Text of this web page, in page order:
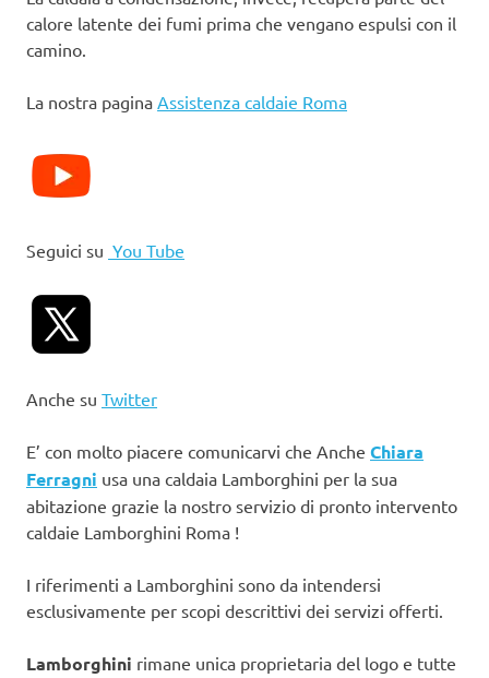
calore latente dei fumi prima che vengano espulsi con il
camino.
La nostra pagina Assistenza caldaie Roma
Seguici su You Tube
Anche su Twitter
E’ con molto piacere comunicarvi che Anche Chiara
Ferragni usa una caldaia Lamborghini per la sua
abitazione grazie la nostro servizio di pronto intervento
caldaie Lamborghini Roma !
I riferimenti a Lamborghini sono da intendersi
esclusivamente per scopi descrittivi dei servizi offerti.
Lamborghini rimane unica proprietaria del logo e tutte